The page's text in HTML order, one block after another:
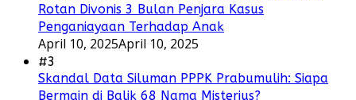
Rotan Divonis 3 Bulan Penjara Kasus
Penganiayaan Terhadap Anak
April 10, 2025April 10, 2025
#3
Skandal Data Siluman PPPK Prabumulih: Siapa
Bermain di Balik 68 Nama Misterius?